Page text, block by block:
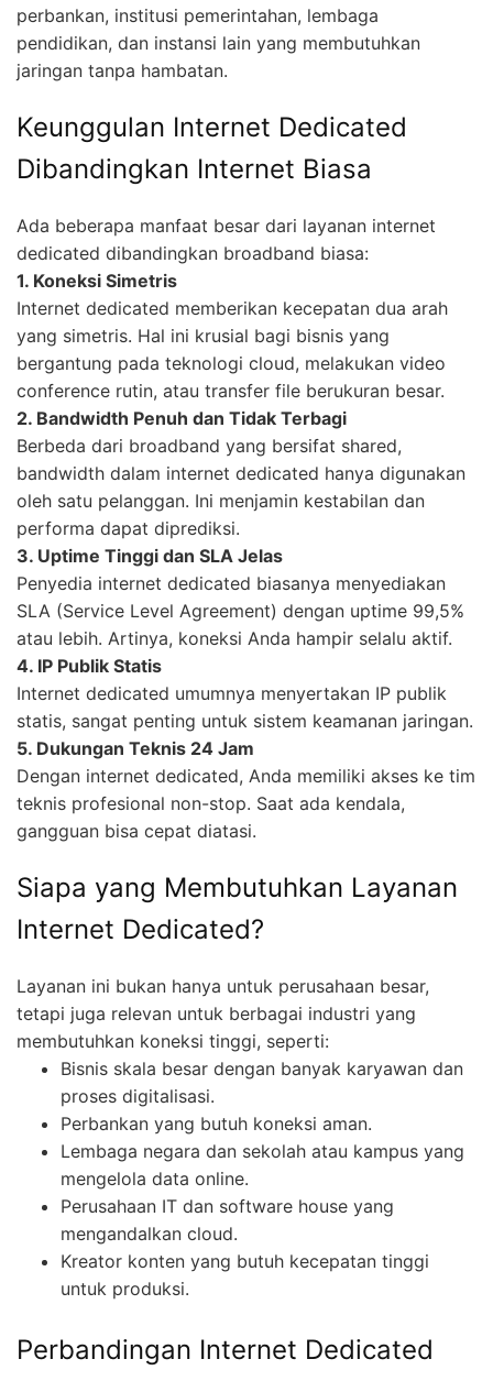
perbankan, institusi pemerintahan, lembaga
pendidikan, dan instansi lain yang membutuhkan
jaringan tanpa hambatan.
Keunggulan Internet Dedicated
Dibandingkan Internet Biasa
Ada beberapa manfaat besar dari layanan internet
dedicated dibandingkan broadband biasa:
1. Koneksi Simetris
Internet dedicated memberikan kecepatan dua arah
yang simetris. Hal ini krusial bagi bisnis yang
bergantung pada teknologi cloud, melakukan video
conference rutin, atau transfer file berukuran besar.
2. Bandwidth Penuh dan Tidak Terbagi
Berbeda dari broadband yang bersifat shared,
bandwidth dalam internet dedicated hanya digunakan
oleh satu pelanggan. Ini menjamin kestabilan dan
performa dapat diprediksi.
3. Uptime Tinggi dan SLA Jelas
Penyedia internet dedicated biasanya menyediakan
SLA (Service Level Agreement) dengan uptime 99,5%
atau lebih. Artinya, koneksi Anda hampir selalu aktif.
4. IP Publik Statis
Internet dedicated umumnya menyertakan IP publik
statis, sangat penting untuk sistem keamanan jaringan.
5. Dukungan Teknis 24 Jam
Dengan internet dedicated, Anda memiliki akses ke tim
teknis profesional non-stop. Saat ada kendala,
gangguan bisa cepat diatasi.
Siapa yang Membutuhkan Layanan
Internet Dedicated?
Layanan ini bukan hanya untuk perusahaan besar,
tetapi juga relevan untuk berbagai industri yang
membutuhkan koneksi tinggi, seperti:
Bisnis skala besar dengan banyak karyawan dan
proses digitalisasi.
Perbankan yang butuh koneksi aman.
Lembaga negara dan sekolah atau kampus yang
mengelola data online.
Perusahaan IT dan software house yang
mengandalkan cloud.
Kreator konten yang butuh kecepatan tinggi
untuk produksi.
Perbandingan Internet Dedicated